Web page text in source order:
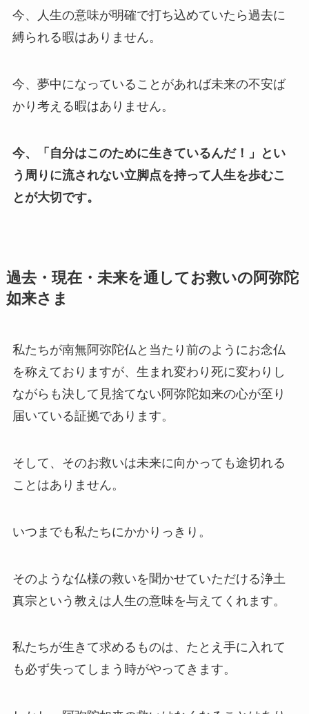
今、人生の意味が明確で打ち込めていたら過去に
縛られる暇はありません。
今、夢中になっていることがあれば未来の不安ば
かり考える暇はありません。
今、「自分はこのために生きているんだ！」とい
う周りに流されない立脚点を持って人生を歩むこ
とが大切です。
過去・現在・未来を通してお救いの阿弥陀
如来さま
私たちが南無阿弥陀仏と当たり前のようにお念仏
を称えておりますが、生まれ変わり死に変わりし
ながらも決して見捨てない阿弥陀如来の心が至り
届いている証拠であります。
そして、そのお救いは未来に向かっても途切れる
ことはありません。
いつまでも私たちにかかりっきり。
そのような仏様の救いを聞かせていただける浄土
真宗という教えは人生の意味を与えてくれます。
私たちが生きて求めるものは、たとえ手に入れて
も必ず失ってしまう時がやってきます。